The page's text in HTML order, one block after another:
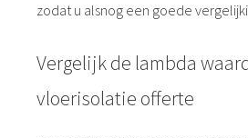
zodat u alsnog een goede
Vergelijk de lambda
vloerisolatie offerte